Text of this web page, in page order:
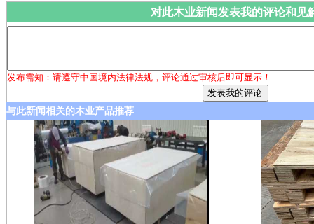
对此木业新闻发表我的评论和见
发布需知：请遵守中国境内法律法规，评论通过审核后即可显示！
与此新闻相关的木业产品推荐